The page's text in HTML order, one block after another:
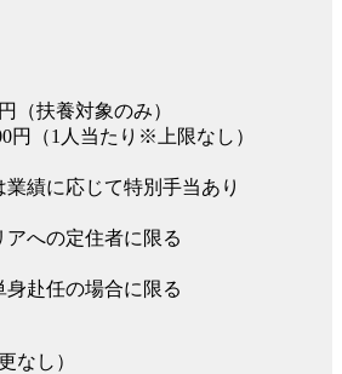
（扶養対象のみ）
円（1人当たり※上限なし）
績に応じて特別手当あり
への定住者に限る
赴任の場合に限る
なし）